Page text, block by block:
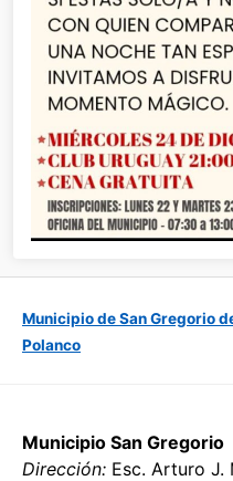
Municipio de San Gregorio
Polanco
Municipio San Gregorio
Dirección: Esc. Arturo J.